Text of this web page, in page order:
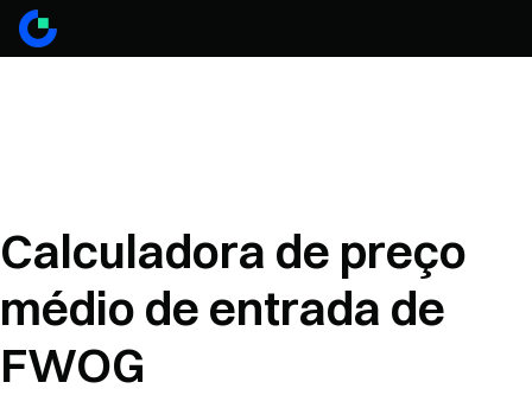
Calculadora de preço
médio de entrada de
FWOG